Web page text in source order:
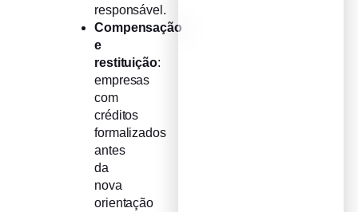
responsável.
Compensação
e
restituição:
empresas
com
créditos
formalizados
antes
da
nova
orientação